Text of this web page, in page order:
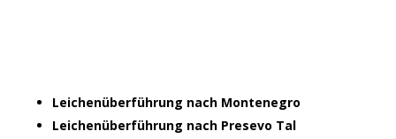
Leichenüberführung nach Montenegro
Leichenüberführung nach Presevo Tal